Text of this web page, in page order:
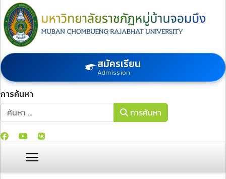
สมัครเรียน
Admission
การค้นหา
การค้นหา
การค้นหา